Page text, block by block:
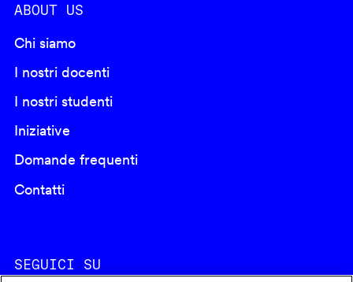
ABOUT US
Chi siamo
I nostri docenti
I nostri studenti
Iniziative
Domande frequenti
Contatti
SEGUICI SU